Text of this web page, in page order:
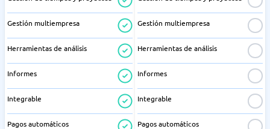
Gestión multiempresa
Herramientas de análisis
Informes
Integrable
Pagos automáticos
Gestión multiempresa
Herramientas de análisis
Informes
Integrable
Pagos automáticos